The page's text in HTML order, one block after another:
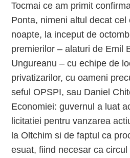
Tocmai ce am primit
Ponta, nimeni altul decat cel
noapte, la inceput de
premierilor – alaturi de Emil
Ungureanu – cu echipe de
privatizarilor, cu oameni
seful OPSPI, sau Daniel
Economiei: guvernul a luat
licitatiei pentru vanzarea
la Oltchim si de faptul ca
esuat, fiind necesar ca